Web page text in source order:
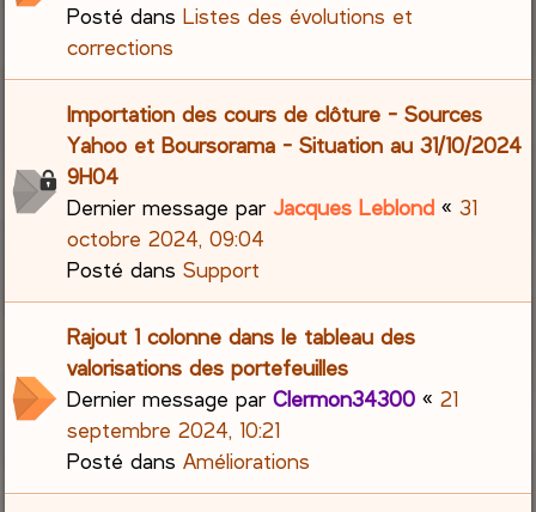
Posté dansListes des évolutions et
corrections
Importation des cours de clôture - Sources
Yahoo et Boursorama - Situation au 31/10/2024
9H04
Dernier message parJacques Leblond «31
octobre 2024, 09:04
Posté dansSupport
Rajout 1 colonne dans le tableau des
valorisations des portefeuilles
Dernier message parClermon34300 «21
septembre 2024, 10:21
Posté dansAméliorations